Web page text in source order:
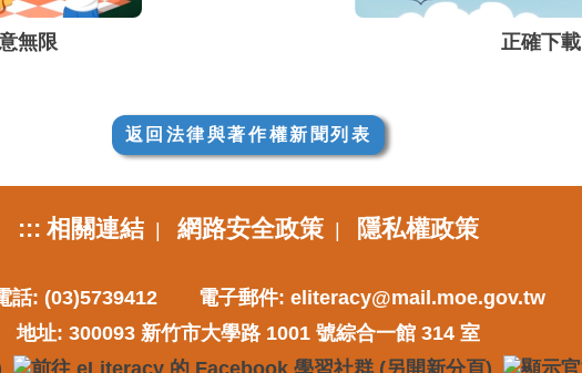
無限 正確下載
返回法律與著作權新聞列表
::: 相關連結 | 網路安全政策 | 隱私權政策
話: (03)5739412 電子郵件: eliteracy@mail.moe.gov.tw
地址: 300093 新竹市大學路 1001 號綜合一館 314 室